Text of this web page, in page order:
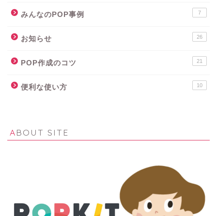
みんなのPOP事例 7
お知らせ 26
POP作成のコツ 21
便利な使い方 10
ABOUT SITE